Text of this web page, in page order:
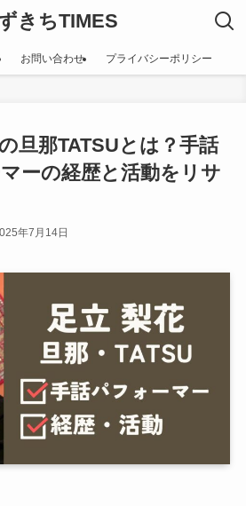
きちTIMES
お問い合わせ プライバシーポリシー
旦那TATSUとは？手話
ーの経歴と活動をリサ
年7月14日